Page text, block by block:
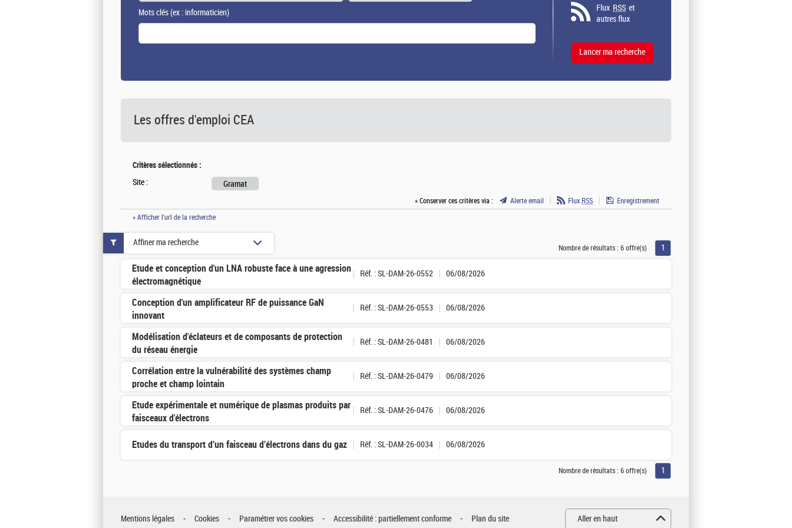
Mots clés(ex : informaticien) Flux RSS et
autres flux
Les offres d'emploi CEA
Critères sélectionnés :
Site : Gramat
» Conserver ces critères via : Alerte email Flux RSS
Enregistrement
» Afficher l'url de la recherche
Nombre de résultats : 6 offre(s) 1
Etude et conception d'un LNA robuste face à une agression
électromagnétique
Réf. : SL-DAM-26-0552 06/08/2026
Conception d'un amplificateur RF de puissance GaN
innovant
Réf. : SL-DAM-26-0553 06/08/2026
Modélisation d'éclateurs et de composants de protection
du réseau énergie
Réf. : SL-DAM-26-0481 06/08/2026
Corrélation entre la vulnérabilité des systèmes champ
proche et champ lointain
Réf. : SL-DAM-26-0479 06/08/2026
Etude expérimentale et numérique de plasmas produits par
faisceaux d'électrons
Réf. : SL-DAM-26-0476 06/08/2026
Etudes du transport d’un faisceau d’électrons dans du gaz Réf. : SL-DAM-26-0034 06/08/2026
Affiner ma recherche
Nombre de résultats : 6 offre(s) 1
Mentions légales Cookies Paramétrer vos cookies Accessibilité : partiellement conforme Plan du site Aller en haut